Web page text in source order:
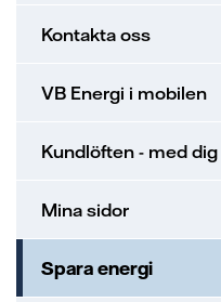
Kontakta oss
VB Energi i mobilen
Kundlöften - med
Mina sidor
Spara energi